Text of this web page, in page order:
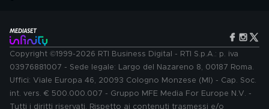
Copyright ©1999-2026 RTI Business Digital - RTI S.p.A.: p. iva
03976881007 - Sede legale: Largo del Nazareno 8, 00187 Roma.
Uffici: Viale Europa 46, 20093 Cologno Monzese (MI) - Cap. Soc.
int. vers. € 500.000.007 - Gruppo MFE Media For Europe N.V. -
Tutti i diritti riservati. Rispetto ai contenuti trasmessi e/o